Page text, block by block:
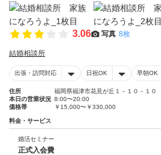
3.06 写真 8枚
結婚相談所
出張・訪問対応 日祝OK 早朝OK
住所
福岡県福津市花見が丘１－１０－１０
本日の営業状況 8:00〜20:00
価格帯
￥15,000〜￥330,000
料金・サービス
婚活セミナー
正式入会費